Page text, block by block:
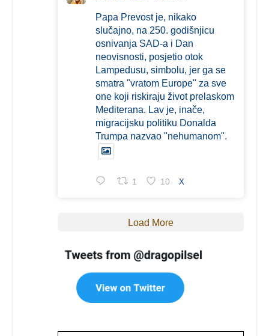
Papa Prevost je, nikako
slučajno, na 250. godišnjicu
osnivanja SAD-a i Dan
neovisnosti, posjetio otok
Lampedusu, simbolu, jer ga se
smatra "vratom Europe" za sve
one koji riskiraju život prelaskom
Mediterana. Lav je, inače,
migracijsku politiku Donalda
Trumpa nazvao "nehumanom".
1 10 X
Load More